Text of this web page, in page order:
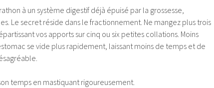
à un système digestif déjà épuisé par la grossesse,
Le secret réside dans le fractionnement. Ne mangez plus trois
vos apports sur cinq ou six petites collations. Moins
se vide plus rapidement, laissant moins de temps et de
temps en mastiquant rigoureusement.